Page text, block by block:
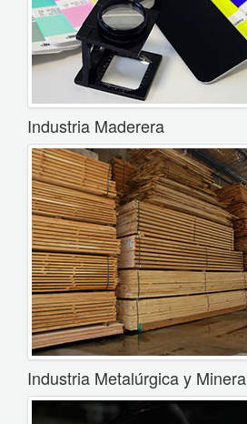
Industria Maderera
Industria Metalúrgica y Minera